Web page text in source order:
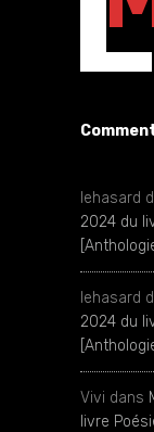
lehasard
2024 du
lehasard
2024 du
Vivi dans
livre